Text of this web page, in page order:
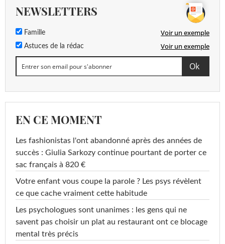
NEWSLETTERS
Famille Voir un exemple
Astuces de la rédac Voir un exemple
EN CE MOMENT
Les fashionistas l'ont abandonné après des années de
succès : Giulia Sarkozy continue pourtant de porter ce
sac français à 820 €
Votre enfant vous coupe la parole ? Les psys révèlent
ce que cache vraiment cette habitude
Les psychologues sont unanimes : les gens qui ne
savent pas choisir un plat au restaurant ont ce blocage
mental très précis